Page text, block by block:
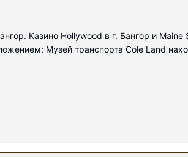
Казино Hollywood в г. Бангор и
Музей транспорта Cole Land
и другими удобствами. В ванных